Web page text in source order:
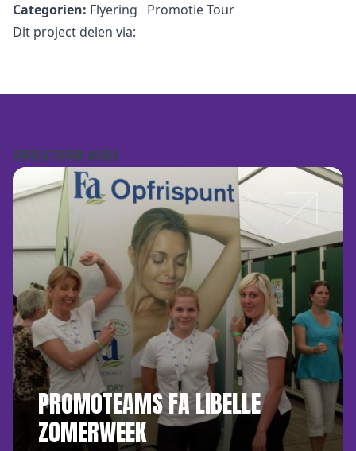
Categorien: Flyering
Promotie Tour
Dit project delen via:
GERELATEERDE CASES
PROMOTEAMS FA LIBELLE
ZOMERWEEK